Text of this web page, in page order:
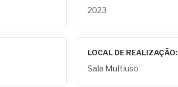
2023
LOCAL DE REALIZAÇÃO:
Sala Multiuso